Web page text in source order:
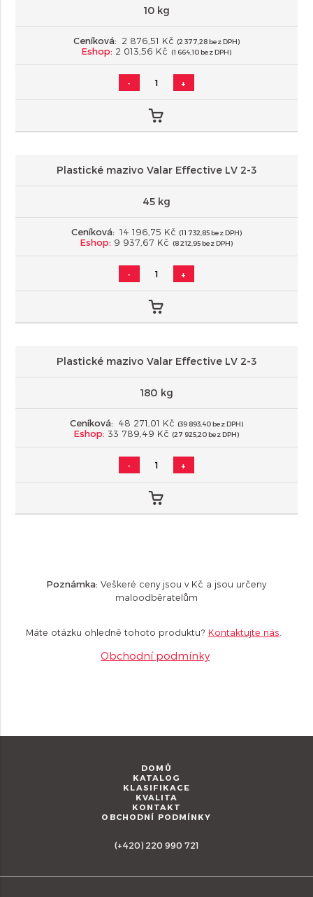
10 kg
Ceníková: 2 876,51 Kč (2 377,28 bez DPH)
Eshop: 2 013,56 Kč (1 664,10 bez DPH)
- +
Plastické mazivo Valar Effective LV 2-3
45 kg
Ceníková: 14 196,75 Kč (11 732,85 bez DPH)
Eshop: 9 937,67 Kč (8 212,95 bez DPH)
- +
Plastické mazivo Valar Effective LV 2-3
180 kg
Ceníková: 48 271,01 Kč (39 893,40 bez DPH)
Eshop: 33 789,49 Kč (27 925,20 bez DPH)
- +
Poznámka: Veškeré ceny jsou v Kč a jsou určeny
maloodběratelům
Máte otázku ohledně tohoto produktu? Kontaktujte nás
Obchodní podmínky
DOMŮ
KATALOG
KLASIFIKACE
KVALITA
KONTAKT
OBCHODNÍ PODMÍNKY
(+420) 220 990 721